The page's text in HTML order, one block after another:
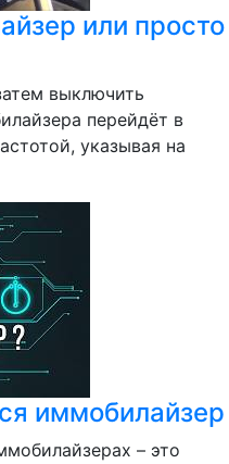
или просто
выключить
перейдёт в
указывая на
иммобилайзер
– это